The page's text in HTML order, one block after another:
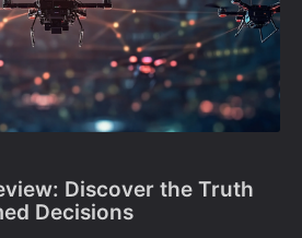
Discover the Truth
Decisions